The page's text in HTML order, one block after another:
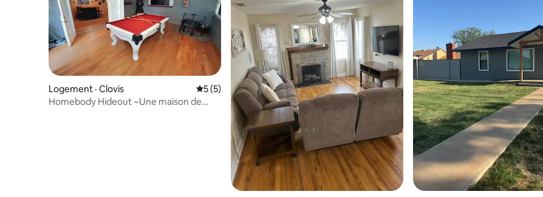
Logement · Clovis Note moyenne de 5 sur 5, 5 commentaires
5 (5)
Homebody Hideout ~Une maison de